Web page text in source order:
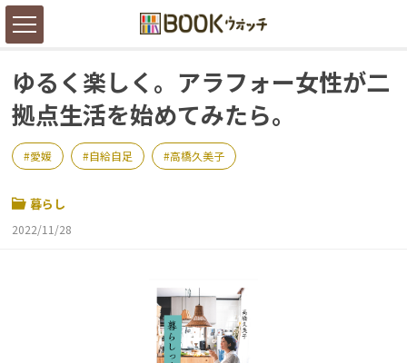
ゆるく楽しく。アラフォー女性が二
拠点生活を始めてみたら。
愛媛 自給自足 高橋久美子
暮らし
2022/11/28